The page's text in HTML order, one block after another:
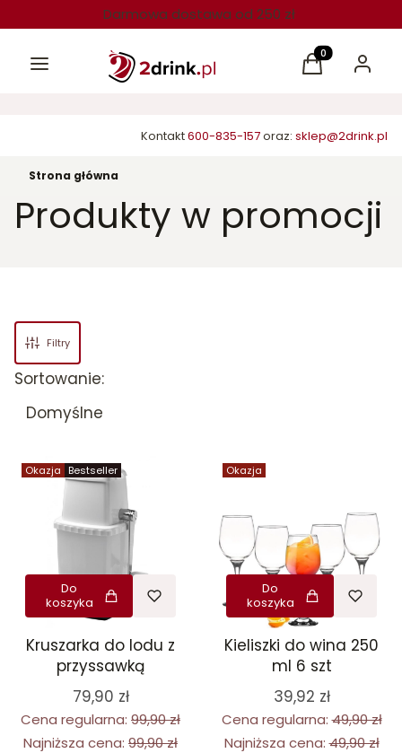
Darmowa dostawa od 250 zł
Menu Produkty w
Koszyk Zaloguj
Kontakt600-835-157oraz: sklep@2drink.pl
Strona główna
Produkty w promocji
Filtry
Lista produktów
Sortowanie:
Domyślne
Okazja Bestseller
Do
koszyka
Kruszarka do lodu z
przyssawką
79,90 zł
Cena regularna: 99,90 zł
Najniższa cena: 99,90 zł
Okazja
Do
koszyka
Kieliszki do wina 250
ml 6 szt
39,92 zł
Cena regularna: 49,90 zł
Najniższa cena: 49,90 zł